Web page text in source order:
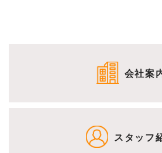
会社案
スタッフ